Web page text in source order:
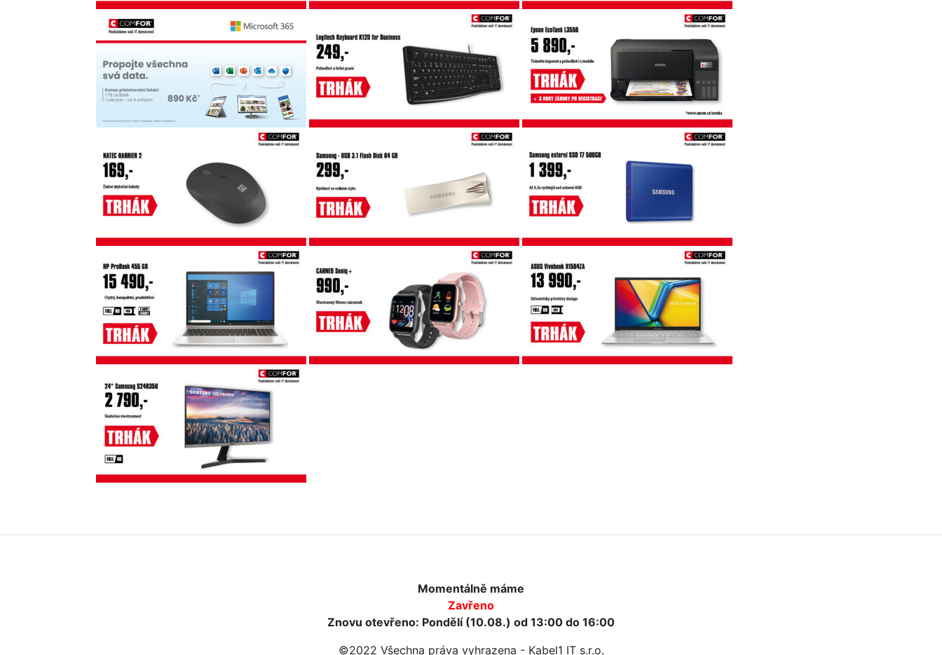
Momentálně máme
Zavřeno
Znovu otevřeno: Pondělí (10.08.) od 13:00 do 16:00
©2022 Všechna práva vyhrazena - Kabel1 IT s.r.o.